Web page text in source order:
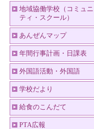
地域協働学校（コミュニ
ティ・スクール）
あんぜんマップ
年間行事計画・日課表
外国語活動・外国語
学校だより
給食のこんだて
PTA広報